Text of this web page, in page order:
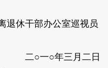
休干部办公室巡视员
二○一○年三月二日